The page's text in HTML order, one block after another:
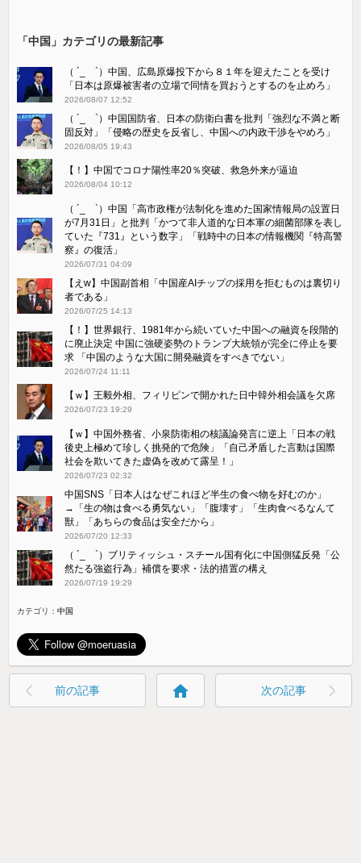
「中国」カテゴリの最新記事
（ ´_ゝ`）中国、広島原爆投下から８１年を迎えたことを受け
「日本は原爆被害者の立場で同情を買おうとするのを止めろ」
2026/08/07 12:52
（ ´_ゝ`）中国国防省、日本の防衛白書を批判「強烈な不満と断
固反対」「侵略の歴史を反省し、中国への内政干渉をやめろ」
2026/08/05 19:43
【！】中国でコロナ陽性率20％突破、救急外来が逼迫
2026/08/04 10:12
（ ´_ゝ`）中国「高市政権が法制化を進めた国家情報局の設置日
が7月31日」と批判「かつて非人道的な日本軍の細菌部隊を表し
ていた『731』という数字」「戦時中の日本の情報機関『特高警
察』の復活」
2026/07/31 04:09
【えw】中国副首相「中国産AIチップの採用を拒むものは裏切り
者である」
2026/07/25 14:13
【！】世界銀行、1981年から続いていた中国への融資を段階的
に廃止決定 中国に強硬姿勢のトランプ大統領が完全に停止を要
求 「中国のような大国に開発融資をすべきでない」
2026/07/24 11:11
【ｗ】王毅外相、フィリピンで開かれた日中韓外相会議を欠席
2026/07/23 19:29
【ｗ】中国外務省、小泉防衛相の核議論発言に逆上「日本の戦
後史上極めて珍しく挑発的で危険」「自己矛盾した言動は国際
社会を欺いてきた虚偽を改めて露呈！」
2026/07/23 02:32
中国SNS「日本人はなぜこれほど半生の食べ物を好むのか」
→「生の物は食べる勇気ない」「腹壊す」「生肉食べるなんて
獣」「あちらの食品は安全だから」
2026/07/20 12:33
（ ´_ゝ`）ブリティッシュ・スチール国有化に中国側猛反発「公
然たる強盗行為」補償を要求・法的措置の構え
2026/07/19 19:29
カテゴリ：中国
前の記事 home 次の記事